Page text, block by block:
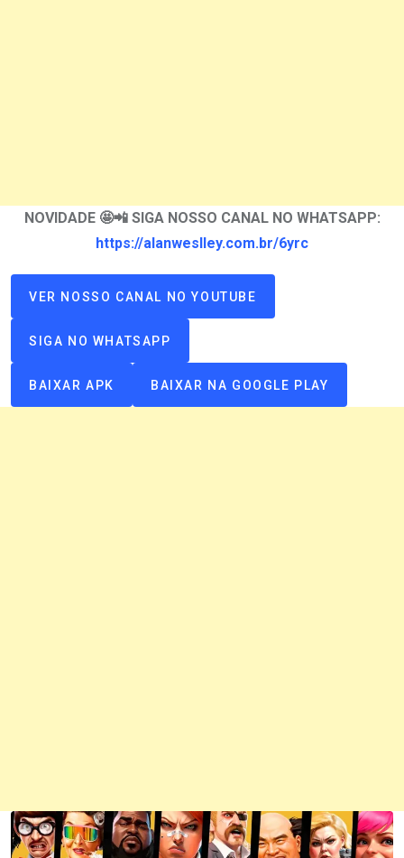
NOVIDADE 🤩📲 SIGA NOSSO CANAL NO WHATSAPP:
https://alanweslley.com.br/6yrc
VER NOSSO CANAL NO YOUTUBE
SIGA NO WHATSAPP
BAIXAR APK BAIXAR NA GOOGLE PLAY